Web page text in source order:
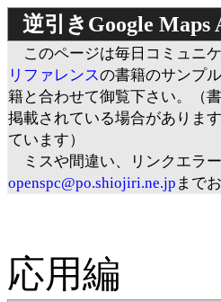
逆引きGoogle
このページは毎日コミュニ
リファレンスの書籍のサンプ
籍と合わせて御覧下さい。（
掲載されている場合がありま
ています）
ミスや間違い、リンクエラ
openspc@po.shiojiri.ne.jp まで
応用編